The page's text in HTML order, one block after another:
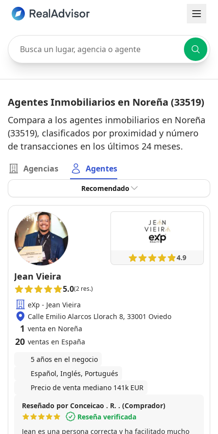
Busca un lugar, agencia o agente
Agentes Inmobiliarios en Noreña (33519)
Compara a los agentes inmobiliarios en Noreña
(33519), clasificados por proximidad y número
de transacciones en los últimos 24 meses.
Agencias Agentes
Recomendado
4.9
Jean Vieira
5.0(2 res.)
eXp - Jean Vieira
Calle Emilio Alarcos Llorach 8, 33001 Oviedo
1 venta en Noreña
20 ventas en España
5 años en el negocio
Español, Inglés, Portugués
Precio de venta mediano 141k EUR
Reseñado por Conceicao . R. . (Comprador)
Reseña verificada
Jean es una persona correcta y ha facilitado mucho